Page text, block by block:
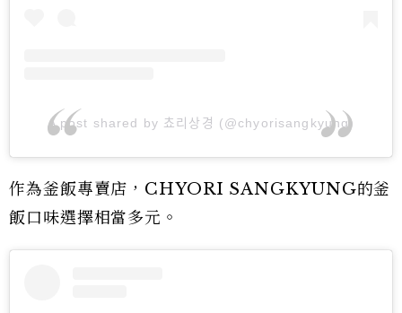
A post shared by 쵸리상경 (@chyorisangkyung)
作為釜飯專賣店，CHYORI SANGKYUNG的釜
飯口味選擇相當多元。